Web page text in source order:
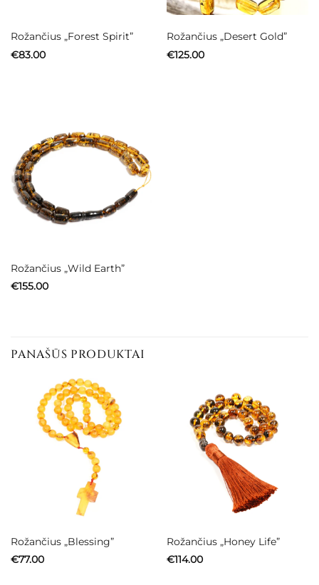
Rožančius „Forest Spirit”
€83.00
Rožančius „Desert Gold”
€125.00
Rožančius „Wild Earth”
€155.00
PANAŠŪS PRODUKTAI
Rožančius „Blessing”
€77.00
Rožančius „Honey Life”
€114.00